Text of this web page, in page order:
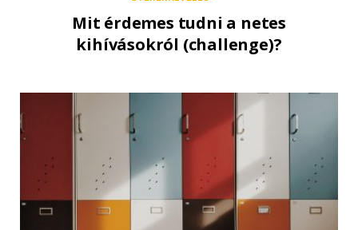
Mit érdemes tudni a netes
kihívásokról (challenge)?